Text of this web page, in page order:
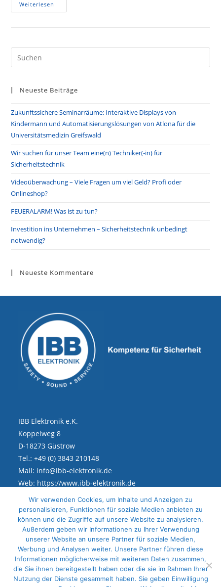
Weiterlesen
Videokonferenzsystem
Die
Neueste Beiträge
Zukunftssichere Seminarräume: Interaktive Displays von
Kindermann und Automatisierungslösungen von Atlona für die
Universitätsmedizin Greifswald
Wir suchen für unser Team eine(n) Techniker(-in) für
Sicherheitstechnik
Videoüberwachung – Viele Fragen um viel Geld? Profi oder
Onlineshop?
FEUERALARM! Was ist zu tun?
Investition ins Unternehmen – Sicherheitstechnik unbedingt
notwendig?
Neueste Kommentare
IBB Elektronik e.K.
Koppelweg 8
D-18273 Güstrow
Tel.: +49 (0) 3843 210148
Mail: info@ibb-elektronik.de
Web: https://www.ibb-elektronik.de
Rechtliches
Impressum
Datenschutz
Sitemap
Wir verwenden Cookies, um Inhalte und Anzeigen zu
personalisieren, Funktionen für soziale Medien anbieten zu
können und die Zugriffe auf unsere Website zu analysieren.
Außerdem geben wir Informationen zu Ihrer Verwendung
unserer Website an unsere Partner für soziale Medien,
Werbung und Analysen weiter. Unsere Partner führen diese
Informationen möglicherweise mit weiteren Daten zusammen,
die Sie ihnen bereitgestellt haben oder die sie im Rahmen Ihrer
Nutzung der Dienste gesammelt haben. Sie geben Einwilligung